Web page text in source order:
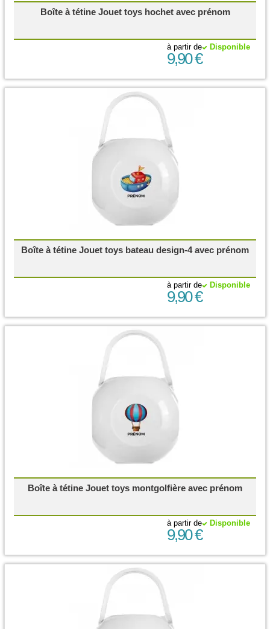
Boîte à tétine Jouet toys hochet avec prénom
Disponible
à partir de
9,90 €
Boîte à tétine Jouet toys bateau design-4 avec prénom
Disponible
à partir de
9,90 €
Boîte à tétine Jouet toys montgolfière avec prénom
Disponible
à partir de
9,90 €